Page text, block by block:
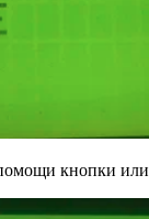
кнопки